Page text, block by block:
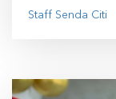
Staff Senda Citi